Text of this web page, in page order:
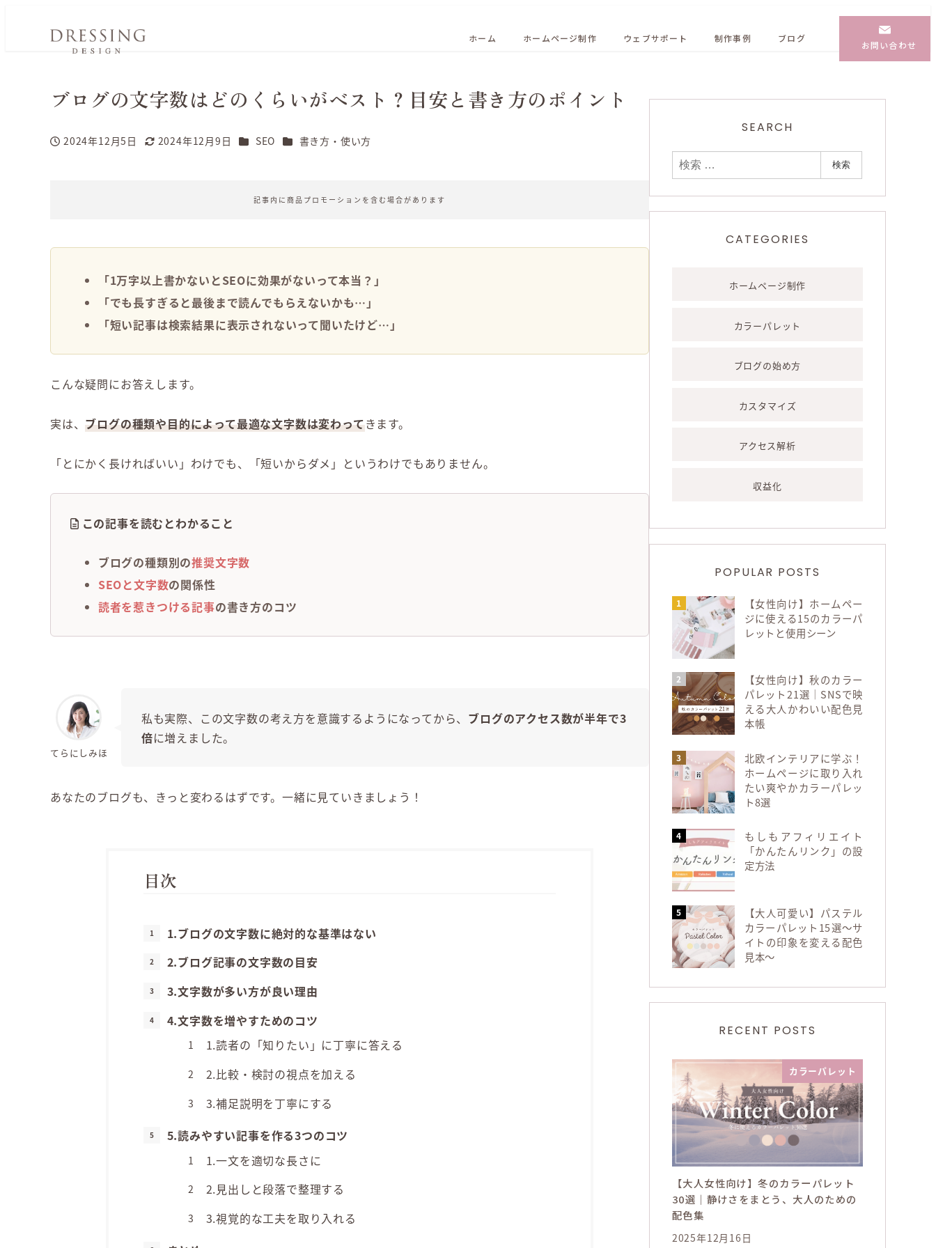
ホーム ホームページ制作 ウェブサポート 制作事例 ブログ
お問い合わせ
ブログの文字数はどのくらいがベスト？目安と書き方のポイント
投稿日
2024年12月5日
更新日
2024年12月9日 カテゴリー
SEO カテゴリー
書き方・使い方
記事内に商品プロモーションを含む場合があります
「1万字以上書かないとSEOに効果がないって本当？」
「でも長すぎると最後まで読んでもらえないかも…」
「短い記事は検索結果に表示されないって聞いたけど…」
こんな疑問にお答えします。
実は、ブログの種類や目的によって最適な文字数は変わってきます。
「とにかく長ければいい」わけでも、「短いからダメ」というわけでもありません。
この記事を読むとわかること
ブログの種類別の推奨文字数
SEOと文字数の関係性
読者を惹きつける記事の書き方のコツ
てらにしみほ
私も実際、この文字数の考え方を意識するようになってから、 ブログのアクセス数が半年で3
倍に増えました。
あなたのブログも、きっと変わるはずです。一緒に見ていきましょう！
目次
1.ブログの文字数に絶対的な基準はない
2.ブログ記事の文字数の目安
3.文字数が多い方が良い理由
4.文字数を増やすためのコツ
1.読者の「知りたい」に丁寧に答える
2.比較・検討の視点を加える
3.補足説明を丁寧にする
5.読みやすい記事を作る3つのコツ
1.一文を適切な長さに
2.見出しと段落で整理する
3.視覚的な工夫を取り入れる
SEARCH
検
索
検索
CATEGORIES
ホームページ制作
カラーパレット
ブログの始め方
カスタマイズ
アクセス解析
収益化
POPULAR POSTS
【女性向け】ホームペー
ジに使える15のカラーパ
レットと使用シーン
【女性向け】秋のカラー
パレット21選｜SNSで映
える大人かわいい配色見
本帳
北欧インテリアに学ぶ！
ホームページに取り入れ
たい爽やかカラーパレッ
ト8選
もしもアフィリエイト
「かんたんリンク」の設
定方法
【大人可愛い】パステル
カラーパレット15選～サ
イトの印象を変える配色
見本～
RECENT POSTS
カラーパレット
【大人女性向け】冬のカラーパレット
30選｜静けさをまとう、大人のための
配色集
2025年12月16日